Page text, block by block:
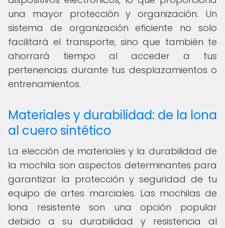
una mayor protección y organización. Un
sistema de organización eficiente no solo
facilitará el transporte, sino que también te
ahorrará tiempo al acceder a tus
pertenencias durante tus desplazamientos o
entrenamientos.
Materiales y durabilidad: de la lona
al cuero sintético
La elección de materiales y la durabilidad de
la mochila son aspectos determinantes para
garantizar la protección y seguridad de tu
equipo de artes marciales. Las mochilas de
lona resistente son una opción popular
debido a su durabilidad y resistencia al